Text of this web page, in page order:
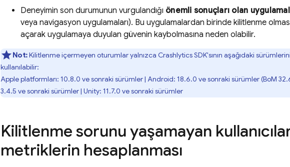
Deneyimin son durumunun vurgulandığı önemli sonuçları olan
veya navigasyon uygulamaları). Bu uygulamalardan birinde kilitlenme
açarak uygulamaya duyulan güvenin kaybolmasına neden olabilir.
Not:Kilitlenme içermeyen oturumlar yalnızca CrashlyticsSDK'sının aşağıdaki
kullanılabilir:
Apple platformları: 10.8.0 ve sonraki sürümler | Android: 18.6.0 ve sonraki sürümler (BoM
3.4.5 ve sonraki sürümler | Unity: 11.7.0 ve sonraki sürümler
Kilitlenme sorunu yaşamayan
metriklerin hesaplanması